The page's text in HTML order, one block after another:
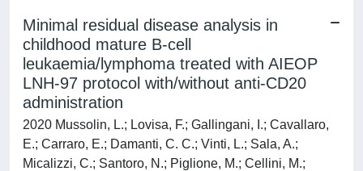
Minimal residual disease analysis in
childhood mature B-cell
leukaemia/lymphoma treated with AIEOP
LNH-97 protocol with/without anti-CD20
administration
2020 Mussolin, L.; Lovisa, F.; Gallingani, I.; Cavallaro,
E.; Carraro, E.; Damanti, C. C.; Vinti, L.; Sala, A.;
Micalizzi, C.; Santoro, N.; Piglione, M.; Cellini, M.;